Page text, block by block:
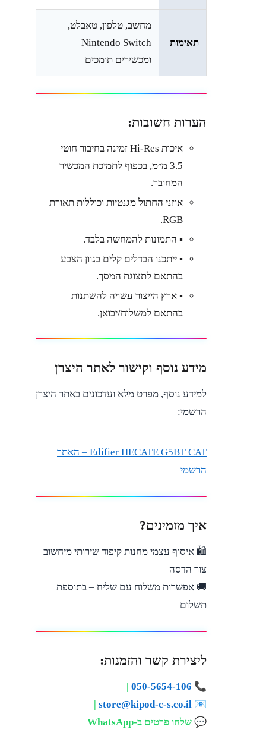
תאימות
מחשב, טלפון, טאבלט,
Nintendo Switch
ומכשירים תומכים
הערות חשובות:
איכות Hi-Res זמינה בחיבור חוטי
3.5 מ״מ, בכפוף לתמיכת המכשיר
המחובר.
אוזני החתול מגנטיות וכוללות תאורת
RGB.
▪︎ התמונות להמחשה בלבד.
▪︎ ייתכנו הבדלים קלים בגוון הצבע
בהתאם לתצוגת המסך.
▪︎ ארץ הייצור עשויה להשתנות
בהתאם למשלוח/יבואן.
מידע נוסף וקישור לאתר היצרן
למידע נוסף, מפרט מלא ועדכונים באתר היצרן
הרשמי:
Edifier HECATE G5BT CAT – האתר
הרשמי
איך מזמינים?
🛍️ איסוף עצמי מחנות קיפוד שירותי מיחשוב –
צור הדסה
🚚 אפשרות משלוח עם שליח – בתוספת
תשלום
ליצירת קשר והזמנות:
📞
050-5654-106
📧
store@kipod-c-s.co.il
💬 שלחו פרטים ב-WhatsApp